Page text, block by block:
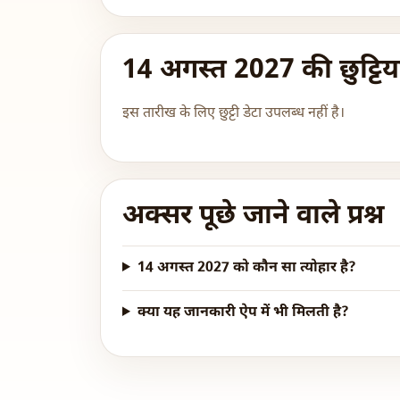
14 अगस्त 2027 की
इस तारीख के लिए छुट्टी डेटा उपलब्ध नहीं है।
अक्सर पूछे जाने वाले प्रश्न
14 अगस्त 2027 को कौन सा त्योहार है?
क्या यह जानकारी ऐप में भी मिलती है?